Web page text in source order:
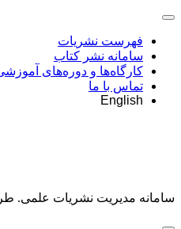
فهرست نشریات
سامانه نشر کتاب
کارگاه‌ها و دوره‌های
تماس با ما
English
سامانه مدیریت نشریات علمی.